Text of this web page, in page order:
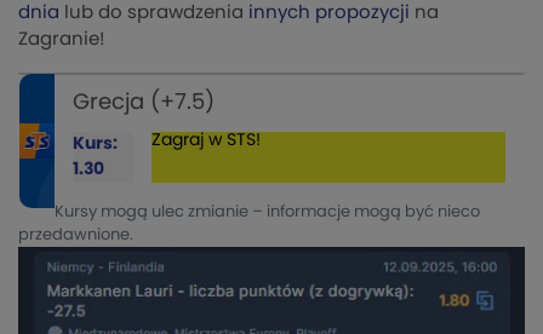
dnia lub do sprawdzenia innych propozycji na
Zagranie!
Grecja (+7.5)
Kurs:
1.30
Zagraj w STS!
Kursy mogą ulec zmianie – informacje mogą być nieco
przedawnione.